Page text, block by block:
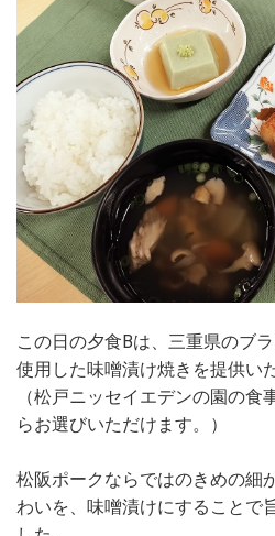
この日の夕食Bは、三重県のブ
使用した味噌漬け焼きを提供い
（松戸ニッセイエデンの園の
らお選びいただけます。）
松阪ポークならではのきめの細
わいを、味噌漬けにすることで